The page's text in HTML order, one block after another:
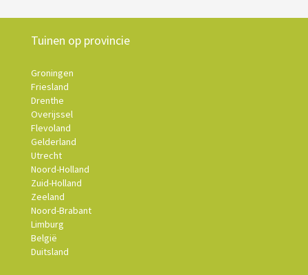
Tuinen op provincie
Groningen
Friesland
Drenthe
Overijssel
Flevoland
Gelderland
Utrecht
Noord-Holland
Zuid-Holland
Zeeland
Noord-Brabant
Limburg
België
Duitsland